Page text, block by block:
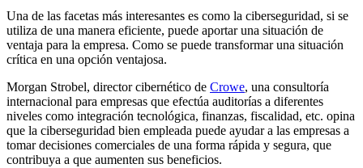
Una de las facetas más interesantes es como la ciberseguridad, si se
utiliza de una manera eficiente, puede aportar una situación de
ventaja para la empresa. Como se puede transformar una situación
crítica en una opción ventajosa.
Morgan Strobel, director cibernético de Crowe, una consultoría
internacional para empresas que efectúa auditorías a diferentes
niveles como integración tecnológica, finanzas, fiscalidad, etc. opina
que la ciberseguridad bien empleada puede ayudar a las empresas a
tomar decisiones comerciales de una forma rápida y segura, que
contribuya a que aumenten sus beneficios.